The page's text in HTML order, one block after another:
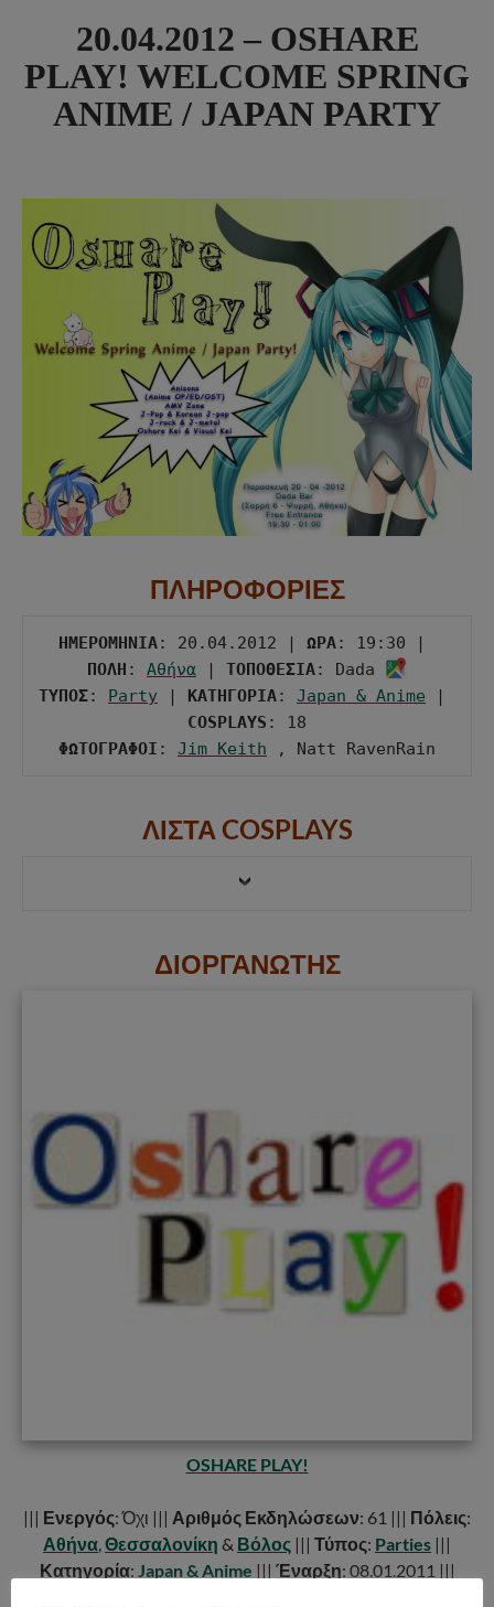
20.04.2012 – OSHARE
PLAY! WELCOME SPRING
ANIME / JAPAN PARTY
ΠΛΗΡΟΦΟΡΙΕΣ
ΗΜΕΡΟΜΗΝΙΑ: 20.04.2012 | ΩΡΑ
ΠΟΛΗ : Αθήνα | ΤΟΠΟΘΕΣΙΑ: Dada
ΤΥΠΟΣ: Party ΚΑΤΗΓΟΡΙΑ: Japan & Anime
COSPLAYS
ΦΩΤΟΓΡΑΦΟΙ : Jim Keith , Natt RavenRain
ΛΙΣΤΑ COSPLAYS
ΔΙΟΡΓΑΝΩΤΗΣ
OSHARE PLAY!
||| Ενεργός: Όχι ||| Αριθμός Εκδηλώσεων: 61 ||| Πόλεις:
Αθήνα,Θεσσαλονίκη & Βόλος ||| Τύπος: Parties |||
Κατηγορία: Japan & Anime ||| Έναρξη: 08.01.2011 |||